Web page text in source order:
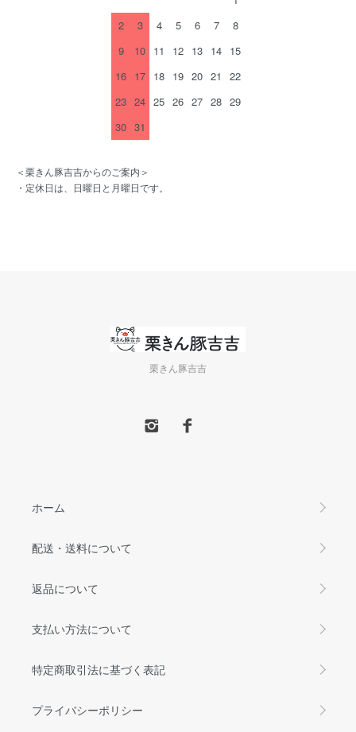
2
3 4 5 6 7
8
9
10 11 12 13 14 15
16 17 18 19 20 21
22
23 24 25 26 27 28 29
30 31
＜栗きん豚吉吉からのご案内＞
・定休日は、日曜日と月曜日です。
栗きん豚吉吉
ホーム
配送・送料について
返品について
支払い方法について
特定商取引法に基づく表記
プライバシーポリシー